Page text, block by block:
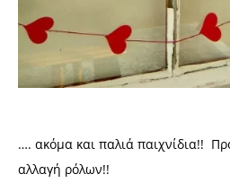
…. ακόμα και παλιά παιχνίδια!!
αλλαγή ρόλων!!